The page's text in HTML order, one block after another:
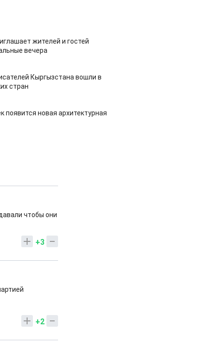
жителей и гостей
вечера
Кыргызстана вошли в
стран
появится новая архитектурная
чтобы они
+3
+2